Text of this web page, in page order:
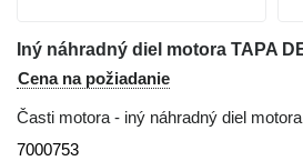
Cena na požiadanie
Časti motora - iný náhradný diel motora
7000753